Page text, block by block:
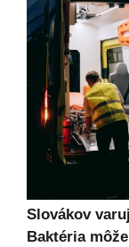
Slovákov
Baktéria